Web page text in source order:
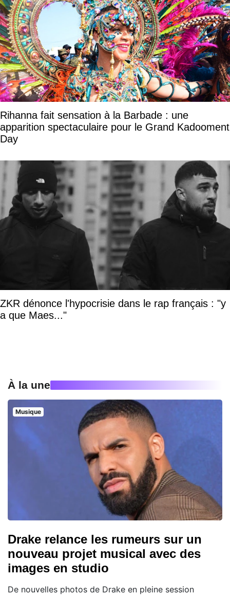
Rihanna fait sensation à la Barbade : une
apparition spectaculaire pour le Grand Kadooment
Day
ZKR dénonce l'hypocrisie dans le rap français : "y
a que Maes..."
À la une
Musique
Drake relance les rumeurs sur un
nouveau projet musical avec des
images en studio
De nouvelles photos de Drake en pleine session